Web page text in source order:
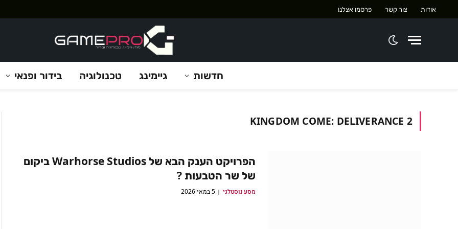
אודות צור קשר פרסמו אצלנו
חדשות גיימינג טכנולוגיה בידור ופנאי
KINGDOM COME: DELIVERANCE 2
הפרויקט הענק הבא של Warhorse Studios ביקום
של שר הטבעות ?
מסע נוסטלגי 5 במאי 2026